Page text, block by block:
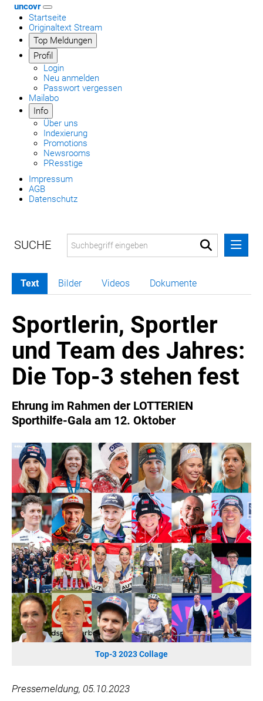
uncovr
Startseite
Originaltext Stream
Top Meldungen
Profil
Login
Neu anmelden
Passwort vergessen
Mailabo
Info
Über uns
Indexierung
Promotions
Newsrooms
PResstige
Impressum
AGB
Datenschutz
MELDUNGEN
COCA-COLA
COCA-COLA HBC ÖSTERREICH
RÖMERQUELLE
ÖSTERREICHISCHE SPORTHILFE
BARFLY'S CLUB
SPORTS MEDIA AUSTRIA
CULINARIUS
RECYCLEMICH-INITIATIVE
VIER HOCH VIER
ALFIES
HANNERSBERG
WILHELM-EXNER-MEDAILLEN STIFTUNG
ADMIRAL SPORTWETTEN
EWP RECYCLING PFAND ÖSTERREICH
ANNEMARIE CHARITY
IMPERIAL MARKETS
TRÄGERVEREIN EINWEGPFAND
SPECIAL OLYMPICS ÖSTERREICH
LOGOS
Text Bilder Videos Dokumente
Sportlerin, Sportler
und Team des Jahres:
Die Top-3 stehen fest
Ehrung im Rahmen der LOTTERIEN
Sporthilfe-Gala am 12. Oktober
Top-3 2023 Collage
Pressemeldung, 05.10.2023